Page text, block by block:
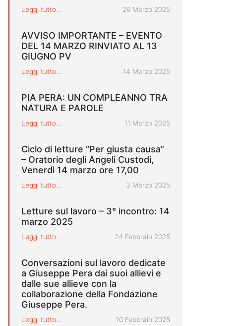
Leggi tutto... Pubblicato il
26 Marzo 2025
AVVISO IMPORTANTE – EVENTO
DEL 14 MARZO RINVIATO AL 13
GIUGNO PV
Leggi tutto... Pubblicato il
14 Marzo 2025
PIA PERA: UN COMPLEANNO TRA
NATURA E PAROLE
Leggi tutto... Pubblicato il
11 Marzo 2025
Ciclo di letture “Per giusta causa”
– Oratorio degli Angeli Custodi,
Venerdì 14 marzo ore 17,00
Leggi tutto... Pubblicato il
3 Marzo 2025
Letture sul lavoro – 3° incontro: 14
marzo 2025
Leggi tutto... Pubblicato il
24 Febbraio 2025
Conversazioni sul lavoro dedicate
a Giuseppe Pera dai suoi allievi e
dalle sue allieve con la
collaborazione della Fondazione
Giuseppe Pera.
Leggi tutto... Pubblicato il
10 Febbraio 2025